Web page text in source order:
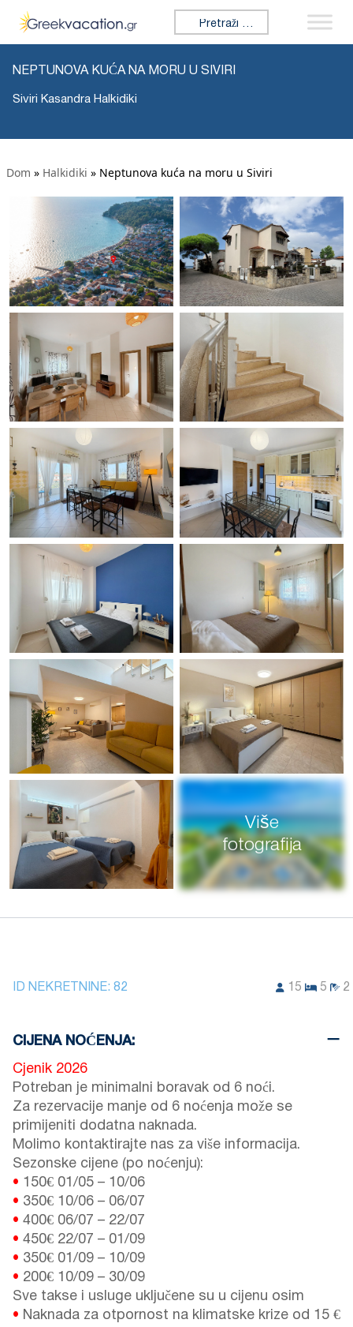
Tražiti:
NEPTUNOVA KUĆA NA MORU U SIVIRI
Siviri Kasandra Halkidiki
Dom » Halkidiki » Neptunova kuća na moru u Siviri
Više
fotografija
ID NEKRETNINE: 82 15 5 2
CIJENA NOĆENJA:
Cjenik 2026
Potreban je minimalni boravak od 6 noći.
Za rezervacije manje od 6 noćenja može se
primijeniti dodatna naknada.
Molimo kontaktirajte nas za više informacija.
Sezonske cijene (po noćenju):
• 150€ 01/05 – 10/06
• 350€ 10/06 – 06/07
• 400€ 06/07 – 22/07
• 450€ 22/07 – 01/09
• 350€ 01/09 – 10/09
• 200€ 10/09 – 30/09
Sve takse i usluge uključene su u cijenu osim
• Naknada za otpornost na klimatske krize od 15 €